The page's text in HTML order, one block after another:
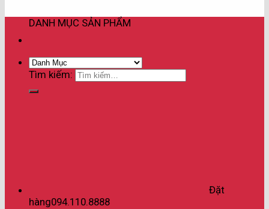
Tìm kiếm:
Đặt
hàng094.110.8888
DANH MỤC SẢN PHẨM